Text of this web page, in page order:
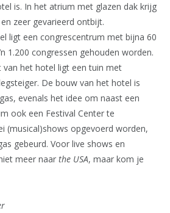
is. In het atrium met glazen dak krijg
zeer gevarieerd ontbijt.
ligt een congrescentrum met bijna 60
1.200 congressen gehouden worden.
van het hotel ligt een tuin met
De bouw van het hotel is
evenals het idee om naast een
ook een Festival Center te
(musical)shows opgevoerd worden,
gebeurd. Voor live shows en
meer naar the USA, maar kom je